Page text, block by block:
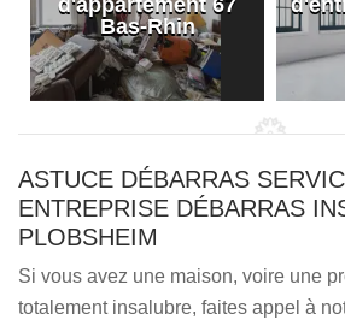
d'appartement 67
Bas-Rhin
ASTUCE DÉBARRAS
ENTREPRISE DÉBARRAS
PLOBSHEIM
Si vous avez une maison, voire une
totalement insalubre, faites appel à